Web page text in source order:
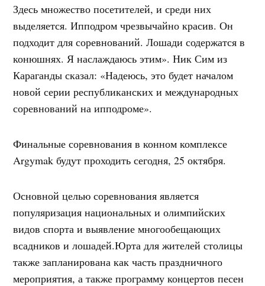
Здесь множество посетителей, и среди них
выделяется. Ипподром чрезвычайно красив. Он
подходит для соревнований. Лошади содержатся в
конюшнях. Я наслаждаюсь этим». Ник Сим из
Караганды сказал: «Надеюсь, это будет началом
новой серии республиканских и международных
соревнований на ипподроме».
Финальные соревнования в конном комплексе
Argymak будут проходить сегодня, 25 октября.
Основной целью соревнования является
популяризация национальных и олимпийских
видов спорта и выявление многообещающих
всадников и лошадей.Юрта для жителей столицы
также запланирована как часть праздничного
мероприятия, а также программу концертов песен